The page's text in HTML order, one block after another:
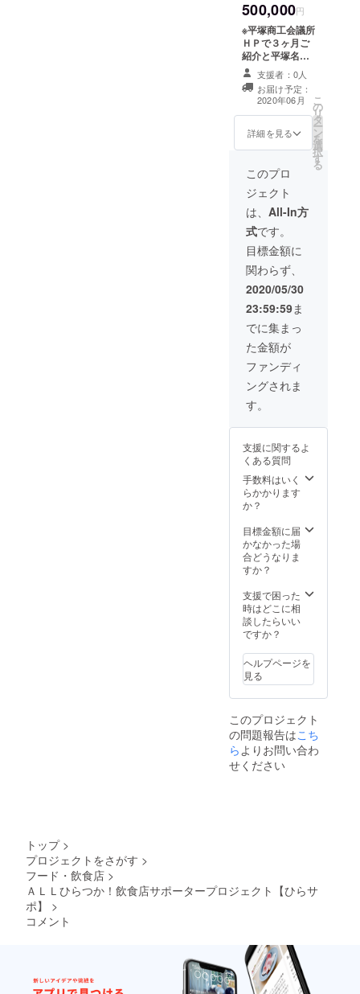
500,000円
※平塚商工会議所
ＨＰで３ヶ月ご
紹介と平塚名産
品７０００円相
当をご提供しま
す。備考欄に掲
示するお名前を
ご記入くださ
い。
支援者：0人
お届け予定：
2020年06月
詳細を見る
こ
の
リ
タ
ー
ン
を
選
択
す
る
このプロ
ジェクト
は、 All-In方
式です。
目標金額に
関わらず、
2020/05/30
23:59:59ま
でに集まっ
た金額が
ファンディ
ングされま
す。
支援に関するよ
くある質問
手数料はいく
らかかります
か？
目標金額に届
かなかった場
合どうなりま
すか？
支援で困った
時はどこに相
談したらいい
ですか？
ヘルプページを
見る
このプロジェクト
の問題報告はこち
らよりお問い合わ
せください
トップ >
プロジェクトをさがす >
フード・飲食店 >
ＡＬＬひらつか！飲食店サポータープロジェクト【ひらサ
ポ】
>
コメント